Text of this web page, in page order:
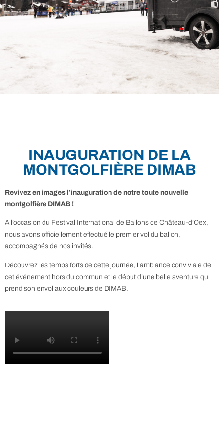
INAUGURATION DE LA
MONTGOLFIÈRE DIMAB
Revivez en images l’inauguration de notre toute nouvelle
montgolfière DIMAB !
A l’occasion du Festival International de Ballons de Château-d’Oex,
nous avons officiellement effectué le premier vol du ballon,
accompagnés de nos invités.
Découvrez les temps forts de cette journée, l’ambiance conviviale de
cet événement hors du commun et le début d’une belle aventure qui
prend son envol aux couleurs de DIMAB.